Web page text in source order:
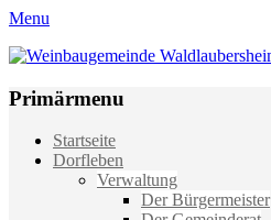
Menu
Weinbaugemeinde Waldlaubersheim
Primärmenu
Weiter
zum
Startseite
Dorfleben
Verwaltung
Der Bürgermeister